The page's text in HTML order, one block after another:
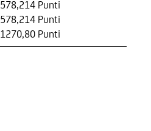
578,214 Punti
578,214 Punti
1270,80 Punti